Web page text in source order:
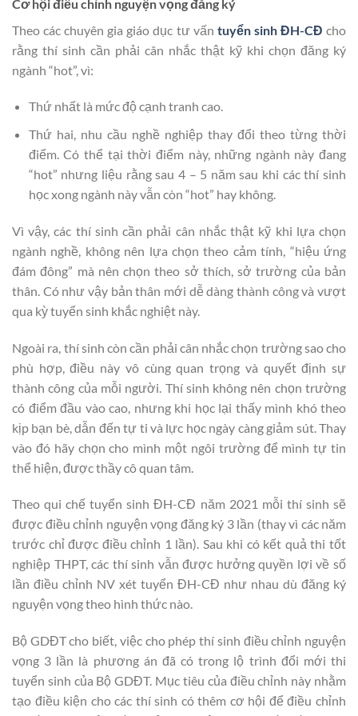
Cơ hội điều chỉnh nguyện vọng đăng ký
Theo các chuyên gia giáo dục tư vấn tuyển sinh ĐH-CĐ cho
rằng thí sinh cần phải cân nhắc thật kỹ khi chọn đăng ký
ngành “hot”, vì:
Thứ nhất là mức độ cạnh tranh cao.
Thứ hai, nhu cầu nghề nghiệp thay đổi theo từng thời
điểm. Có thể tại thời điểm này, những ngành này đang
“hot” nhưng liệu rằng sau 4 – 5 năm sau khi các thí sinh
học xong ngành này vẫn còn “hot” hay không.
Vì vậy, các thí sinh cần phải cân nhắc thật kỹ khi lựa chọn
ngành nghề, không nên lựa chọn theo cảm tính, “hiệu ứng
đám đông” mà nên chọn theo sở thích, sở trường của bản
thân. Có như vậy bản thân mới dễ dàng thành công và vượt
qua kỳ tuyển sinh khắc nghiệt này.
Ngoài ra, thí sinh còn cần phải cân nhắc chọn trường sao cho
phù hợp, điều này vô cùng quan trọng và quyết định sự
thành công của mỗi người. Thí sinh không nên chọn trường
có điểm đầu vào cao, nhưng khi học lại thấy mình khó theo
kịp bạn bè, dẫn đến tự ti và lực học ngày càng giảm sút. Thay
vào đó hãy chọn cho mình một ngôi trường để mình tự tin
thể hiện, được thầy cô quan tâm.
Theo qui chế tuyển sinh ĐH-CĐ năm 2021 mỗi thí sinh sẽ
được điều chỉnh nguyện vọng đăng ký 3 lần (thay vì các năm
trước chỉ được điều chỉnh 1 lần). Sau khi có kết quả thi tốt
nghiệp THPT, các thí sinh vẫn được hưởng quyền lợi về số
lần điều chỉnh NV xét tuyển ĐH-CĐ như nhau dù đăng ký
nguyện vọng theo hình thức nào.
Bộ GDĐT cho biết, việc cho phép thí sinh điều chỉnh nguyện
vọng 3 lần là phương án đã có trong lộ trình đổi mới thi
tuyển sinh của Bộ GDĐT. Mục tiêu của điều chỉnh này nhằm
tạo điều kiện cho các thí sinh có thêm cơ hội để điều chỉnh